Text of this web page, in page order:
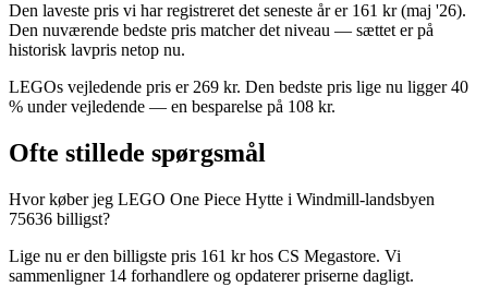
Den laveste pris vi har registreret det seneste år er 161 kr (maj '26).
Den nuværende bedste pris matcher det niveau — sættet er på
historisk lavpris netop nu.
LEGOs vejledende pris er 269 kr. Den bedste pris lige nu ligger 40
% under vejledende — en besparelse på 108 kr.
Ofte stillede spørgsmål
Hvor køber jeg LEGO One Piece Hytte i Windmill-landsbyen
75636 billigst?
Lige nu er den billigste pris 161 kr hos CS Megastore. Vi
sammenligner 14 forhandlere og opdaterer priserne dagligt.